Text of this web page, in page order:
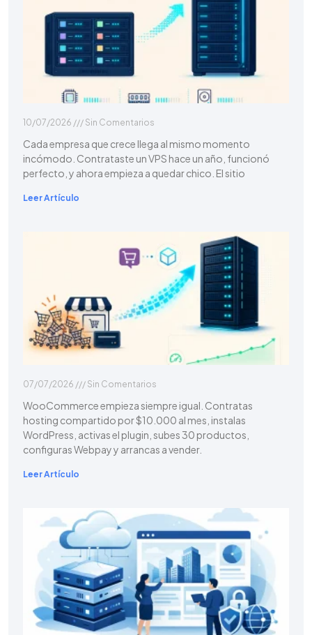
10/07/2026 Sin Comentarios
Cada empresa que crece llega al mismo momento
incómodo. Contrataste un VPS hace un año, funcionó
perfecto, y ahora empieza a quedar chico. El sitio
Leer Artículo
07/07/2026 Sin Comentarios
WooCommerce empieza siempre igual. Contratas
hosting compartido por $10.000 al mes, instalas
WordPress, activas el plugin, subes 30 productos,
configuras Webpay y arrancas a vender.
Leer Artículo